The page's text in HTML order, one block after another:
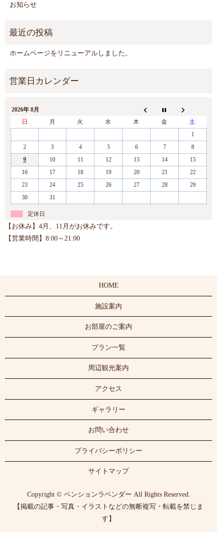
お知らせ
ホームページをリニューアルしました。
2026年 8月
日
月 火 水 木 金
土
1
2
3 4 5 6 7
8
9
10 11 12 13 14
15
16
17 18 19 20 21
22
23
24 25 26 27 28
29
30
31
定休日
【お休み】4月、11月がお休みです。
【営業時間】8:00～21:00
HOME
施設案内
お部屋のご案内
プラン一覧
周辺観光案内
アクセス
ギャラリー
お問い合わせ
プライバシーポリシー
サイトマップ
Copyright © ペンションラベンダー All Rights Reserved.
【掲載の記事・写真・イラストなどの無断複写・転載を禁じま
す】